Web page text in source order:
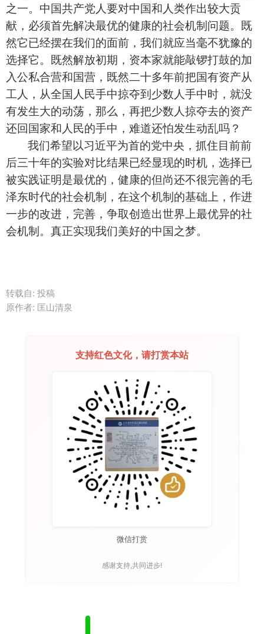
之一。 中国共产党人要对中国和人类作出较大贡
献，必须首先解决最优的健康的社会机制问题。既
然它已经摆在我们的面前，我们就应当毫不犹豫的
选择它。既然解放初期，资本家就能敲锣打鼓的加
入公私合营和国营，既然二十多年前把国有资产从
工人，从全国人民手中掠夺到少数人手中时，就没
有发生大的动荡，那么，再把少数人掠夺去的资产
还回国家和人民的手中，难道还怕发生动乱吗？
我们希望以习近平为首的党中央，抓住目前前
后三十年的实验对比结果已经显现的时机，选择已
被实践证明是最优的，健康的但尚还不很完善的毛
泽东时代的社会机制，在这个机制的基础上，作进
一步的改进，完善，争取创造出世界上最优异的社
会机制。真正实现我们美好的中国之梦。
转载自: 投稿
原作者: 匡山清泉
支持红色文化，请打赏本站
微信打赏
感谢支持,共同进步!